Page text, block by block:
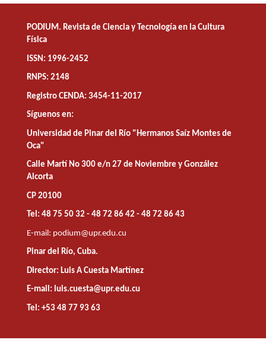
PODIUM. Revista de Ciencia y Tecnología en la Cultura
Física
ISSN: 1996-2452
RNPS: 2148
Registro CENDA: 3454-11-2017
Síguenos en:
Universidad de Pinar del Río "Hermanos Saíz Montes de
Oca"
Calle Martí No 300 e/n 27 de Noviembre y González
Alcorta
CP 20100
Tel: 48 75 50 32 - 48 72 86 42 - 48 72 86 43
E-mail: podium@upr.edu.cu
Pinar del Río, Cuba.
Director: Luis A Cuesta Martínez
E-mail: luis.cuesta@upr.edu.cu
Tel: +53 48 77 93 63